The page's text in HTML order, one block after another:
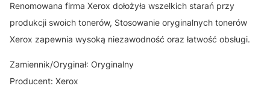
Renomowana firma Xerox dołożyła wszelkich starań przy
produkcji swoich tonerów, Stosowanie oryginalnych tonerów
Xerox zapewnia wysoką niezawodność oraz łatwość obsługi.
Zamiennik/Oryginał: Oryginalny
Producent: Xerox